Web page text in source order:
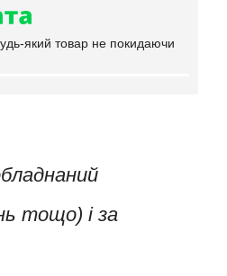
який товар не покидаючи
тощо) і за